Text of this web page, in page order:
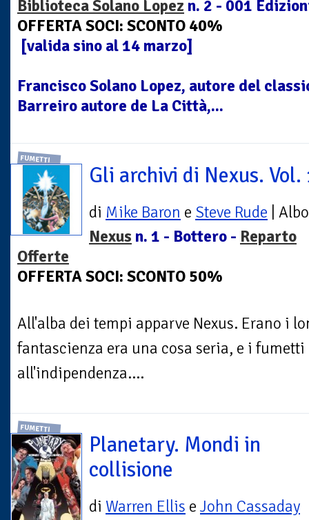
Biblioteca Solano Lopez n. 2 - 001
OFFERTA SOCI: SCONTO 40%
[valida sino al 14 marzo]
Francisco Solano Lopez, autore del
Barreiro autore de La Città,...
FUMETTI
Gli archivi di Nexus. Vol.
di Mike Baron e Steve Rude | Albo
Nexus n. 1 - Bottero - Reparto
Offerte
OFFERTA SOCI: SCONTO 50%
All'alba dei tempi apparve Nexus. Erano i
fantascienza era una cosa seria, e i
all'indipendenza....
FUMETTI
Planetary. Mondi in
collisione
di Warren Ellis e John Cassaday